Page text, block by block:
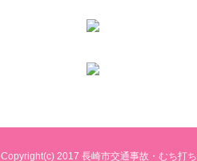
Copyright(c) 2017 長崎市交通事故・むち打